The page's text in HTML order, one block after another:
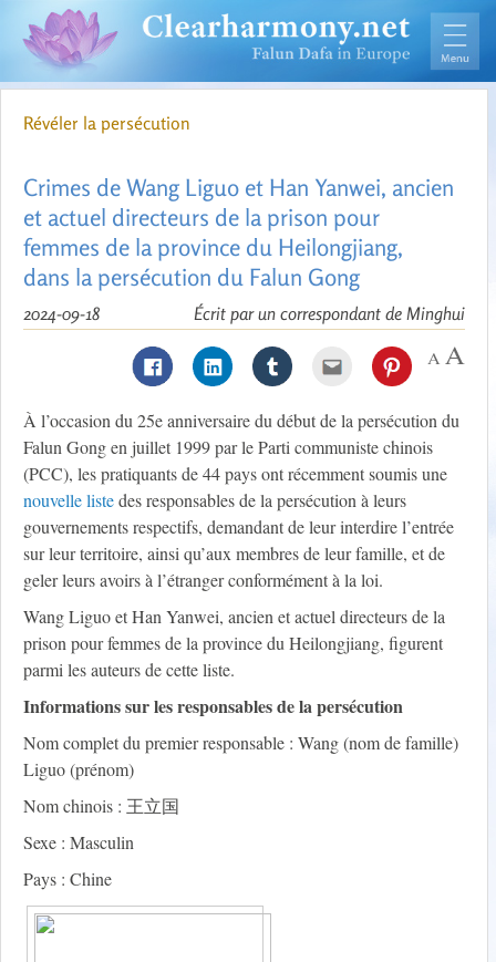
Révéler la persécution
Crimes de Wang Liguo et Han Yanwei, ancien
et actuel directeurs de la prison pour
femmes de la province du Heilongjiang,
dans la persécution du Falun Gong
Écrit par un correspondant de Minghui
2024-09-18
À l’occasion du 25e anniversaire du début de la persécution du
Falun Gong en juillet 1999 par le Parti communiste chinois
(PCC), les pratiquants de 44 pays ont récemment soumis une
nouvelle listedes responsables de la persécution à leurs
gouvernements respectifs, demandant de leur interdire l’entrée
sur leur territoire, ainsi qu’aux membres de leur famille, et de
geler leurs avoirs à l’étranger conformément à la loi.
Wang Liguo et Han Yanwei, ancien et actuel directeurs de la
prison pour femmes de la province du Heilongjiang, figurent
parmi les auteurs de cette liste.
Informations sur les responsables de la persécution
Nom complet du premier responsable : Wang (nom de famille)
Liguo (prénom)
Nom chinois : 王立国
Sexe : Masculin
Pays : Chine